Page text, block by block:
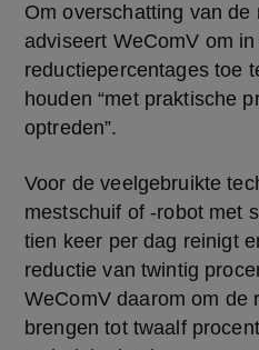
Om overschatting van
adviseert WeComV om
reductiepercentages toe
houden “met praktische
optreden”.
Voor de veelgebruikte
mestschuif of -robot met
tien keer per dag reinigt
reductie van twintig
WeComV daarom om de
brengen tot twaalf